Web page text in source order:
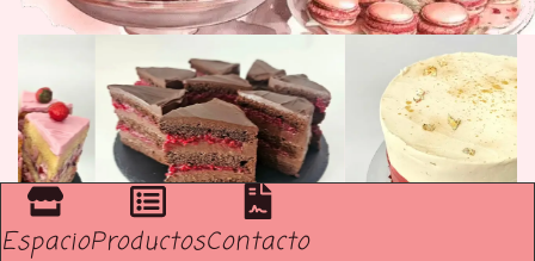
EspacioProductosContacto